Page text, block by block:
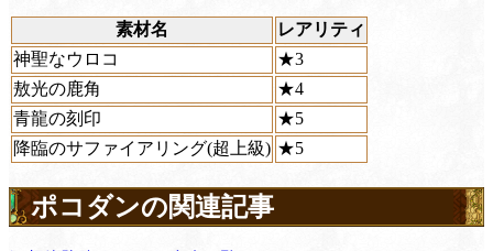
素材名
レアリティ
神聖なウロコ
★3
敖光の鹿角
★4
青龍の刻印
★5
降臨のサファイアリング(超上級) ★5
ポコダンの関連記事